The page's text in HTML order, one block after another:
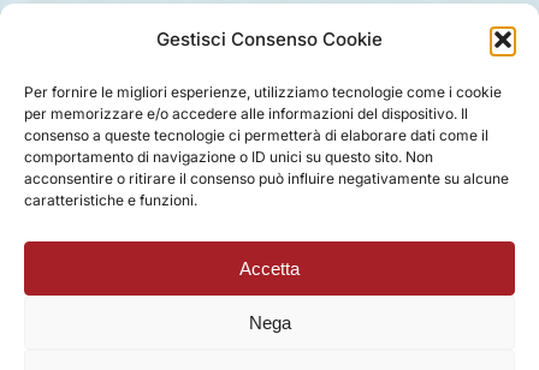
Gestisci Consenso Cookie
Per fornire le migliori esperienze, utilizziamo tecnologie come i cookie
per memorizzare e/o accedere alle informazioni del dispositivo. Il
consenso a queste tecnologie ci permetterà di elaborare dati come il
comportamento di navigazione o ID unici su questo sito. Non
acconsentire o ritirare il consenso può influire negativamente su alcune
caratteristiche e funzioni.
Accetta
Nega
Ufficio turismo: 0735.794229
PRIVACY |COOKIE | LEGAL |DISCLAIMER